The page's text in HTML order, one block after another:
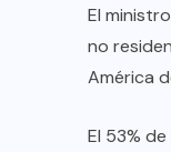
El
no
América
El 53%